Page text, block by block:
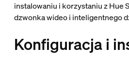
instalowaniu i korzystaniu z Hue
dzwonka wideo i inteligentnego
Konfiguracja i